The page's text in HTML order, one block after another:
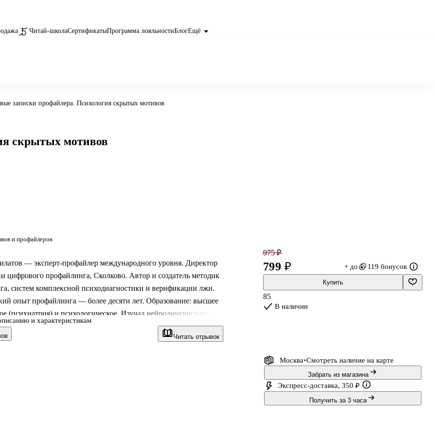
Читай-школаСертификатыПрограмма лояльностиБлогЕщё
записки профайлера. Психология скрытых мотивов
Читать отрывок
и профайлеров
— эксперт-профайлер международного уровня. Директор
цифрового профайлинга, Сколково. Автор и создатель методик
систем комплексной психодиагностики и верификации лжи.
опыт профайлинга — более десяти лет. Образование: высшее
(психиатрия) и психологическое. Изучал нейролингвистику,
поведенческий и криминалистический анализ. Проходил
обучение у мировых мэтров профайлинга в Великобритании,
и характеристикам
скрытых мотивов
975 ₽
799 ₽ + до 119 бонусов
Купить
85
В наличии
Москва Смотреть наличие на карте
Забрать из магазина
Экспресс-доставка, 350 ₽
Получить за 3 часа